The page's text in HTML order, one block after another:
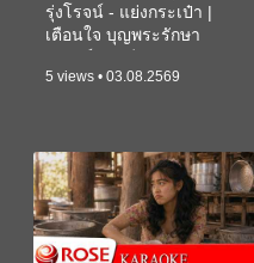
รุ่งโรจน์ - แย่งกระเป๋า |
เตือนใจ บุญพระรักษา
5 views • 03.08.2569